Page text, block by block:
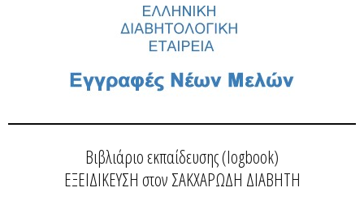
Βιβλιάριο εκπαίδευσης (logbook)
ΕΞΕΙΔΙΚΕΥΣΗ στον ΣΑΚΧΑΡΩΔΗ ΔΙΑΒΗΤΗ